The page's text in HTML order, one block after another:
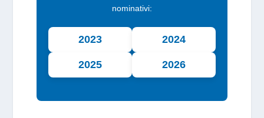
nominativi:
2023 2024
2025 2026